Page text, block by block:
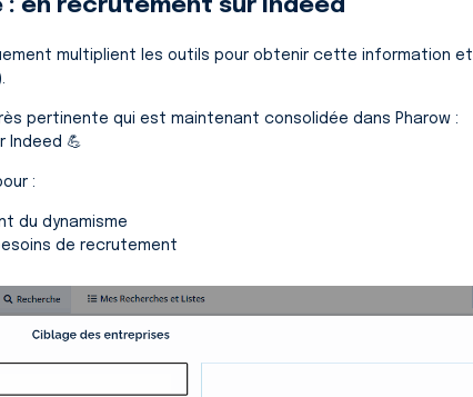
: en recrutement sur Indeed
multiplient les outils pour obtenir cette information et
pertinente qui est maintenant consolidée dans Pharow :
Indeed 💪
:
du dynamisme
de recrutement